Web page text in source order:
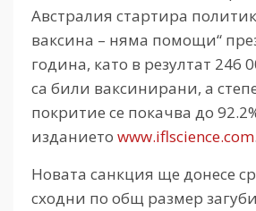
Австралия стартира
ваксина – няма помощи“
година, като в резултат 246
са били ваксинирани, а
покритие се покачва до
изданието www.iflscience.com.
Новата санкция ще донесе
сходни по общ размер